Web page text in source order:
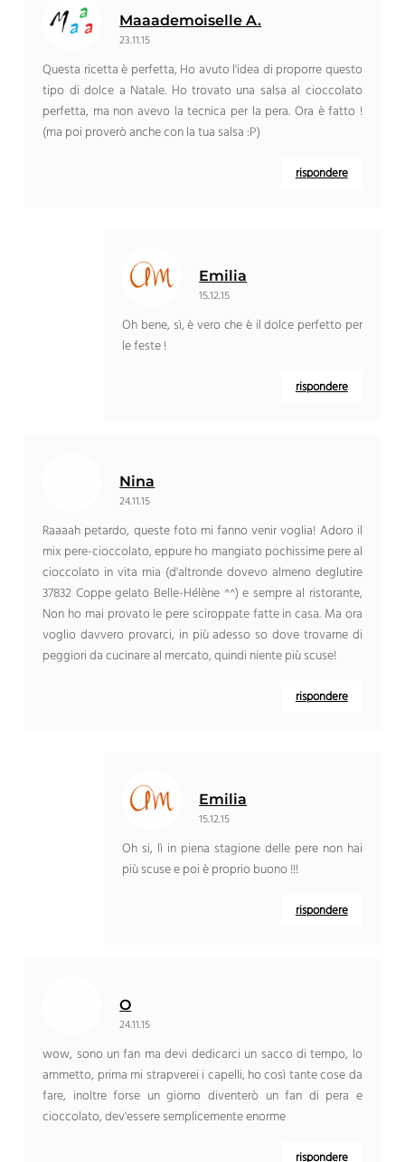
Maaademoiselle A.
23.11.15
Questa ricetta è perfetta, Ho avuto l'idea di proporre questo
tipo di dolce a Natale. Ho trovato una salsa al cioccolato
perfetta, ma non avevo la tecnica per la pera. Ora è fatto !
(ma poi proverò anche con la tua salsa :P)
rispondere
Emilia
15.12.15
Oh bene, sì, è vero che è il dolce perfetto per
le feste !
rispondere
Nina
24.11.15
Raaaah petardo, queste foto mi fanno venir voglia! Adoro il
mix pere-cioccolato, eppure ho mangiato pochissime pere al
cioccolato in vita mia (d'altronde dovevo almeno deglutire
37832 Coppe gelato Belle-Hélène ^^) e sempre al ristorante,
Non ho mai provato le pere sciroppate fatte in casa. Ma ora
voglio davvero provarci, in più adesso so dove trovarne di
peggiori da cucinare al mercato, quindi niente più scuse!
rispondere
Emilia
15.12.15
Oh si, lì in piena stagione delle pere non hai
più scuse e poi è proprio buono !!!
rispondere
O
24.11.15
wow, sono un fan ma devi dedicarci un sacco di tempo, lo
ammetto, prima mi strapverei i capelli, ho così tante cose da
fare, inoltre forse un giorno diventerò un fan di pera e
cioccolato, dev'essere semplicemente enorme